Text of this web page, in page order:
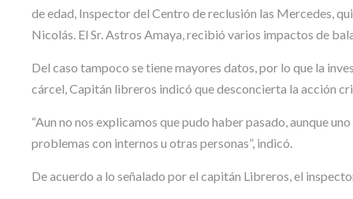
de edad, Inspector del Centro de reclusión las Mercedes,
Nicolás. El Sr. Astros Amaya, recibió varios impactos de
Del caso tampoco se tiene mayores datos, por lo que la
cárcel, Capitán libreros indicó que desconcierta la acción
“Aun no nos explicamos que pudo haber pasado, aunque
problemas con internos u otras personas”, indicó.
De acuerdo a lo señalado por el capitán Libreros, el